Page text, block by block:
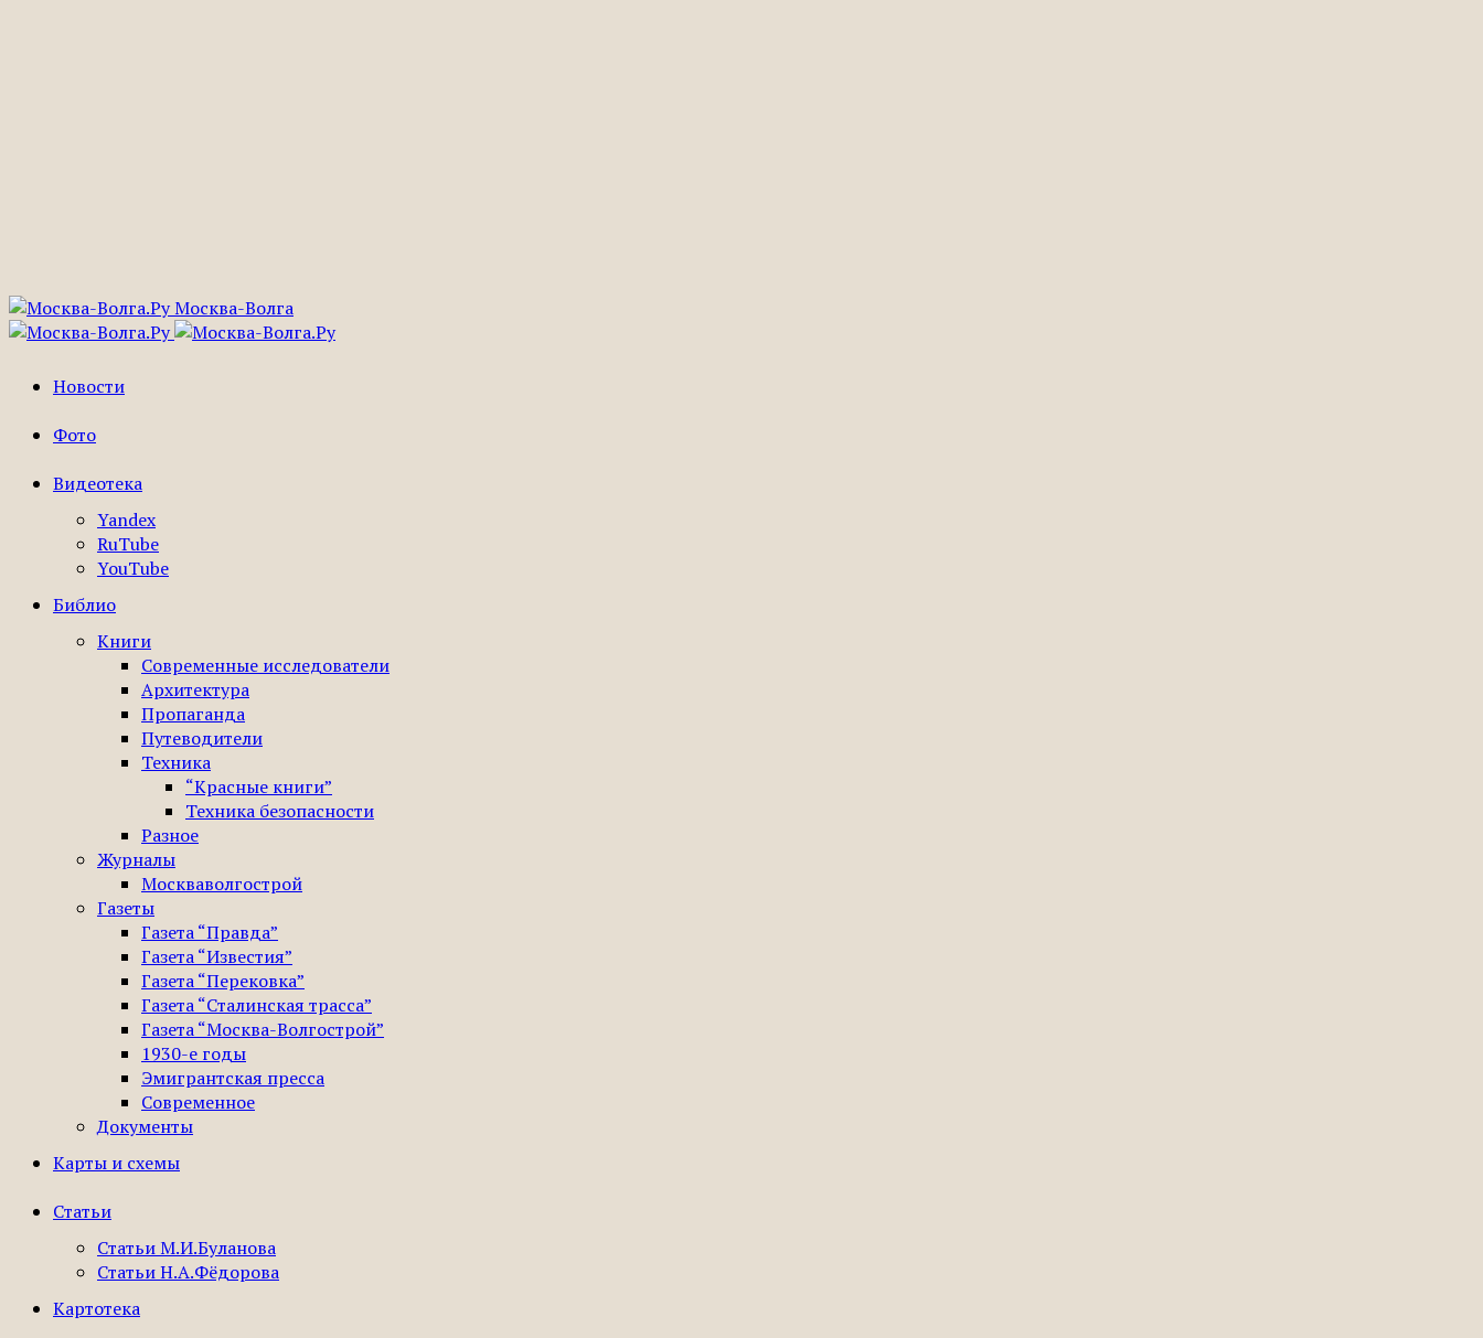
Москва-Волга
Новости
Фото
Видеотека
Yandex
RuTube
YouTube
Библио
Книги
Современные исследователи
Архитектура
Пропаганда
Путеводители
Техника
“Красные книги”
Техника безопасности
Разное
Журналы
Москваволгострой
Газеты
Газета “Правда”
Газета “Известия”
Газета “Перековка”
Газета “Сталинская трасса”
Газета “Москва-Волгострой”
1930-е годы
Эмигрантская пресса
Современное
Документы
Карты и схемы
Статьи
Статьи М.И.Буланова
Статьи Н.А.Фёдорова
Картотека